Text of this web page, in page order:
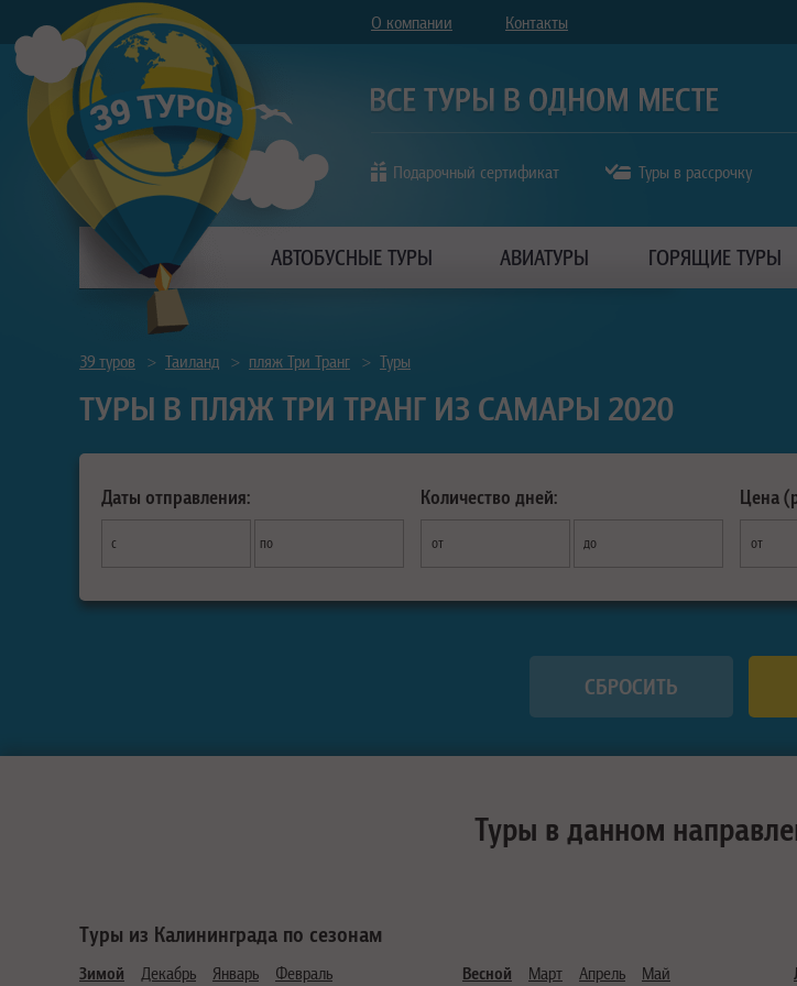
О компании Контакты
Подарочный сертификат Туры в рассрочку
АВТОБУСНЫЕ ТУРЫ АВИАТУРЫ ГОРЯЩИЕ ТУРЫ
39 туров > Таиланд > пляж Три Транг > Туры
ТУРЫ В ПЛЯЖ ТРИ ТРАНГ ИЗ САМАРЫ 2020
Даты отправления:
с по
Количество дней:
от до
Цена
от
Туры в данном
Туры из Калининграда по сезонам
Зимой Декабрь Январь Февраль Весной Март Апрель Май